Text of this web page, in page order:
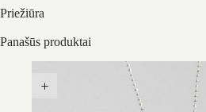
Priežiūra
Panašūs produktai